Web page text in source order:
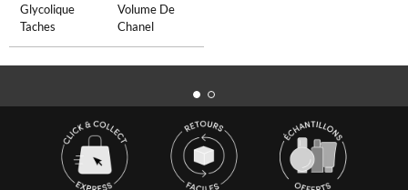
Glycolique
Taches
Volume De
Chanel